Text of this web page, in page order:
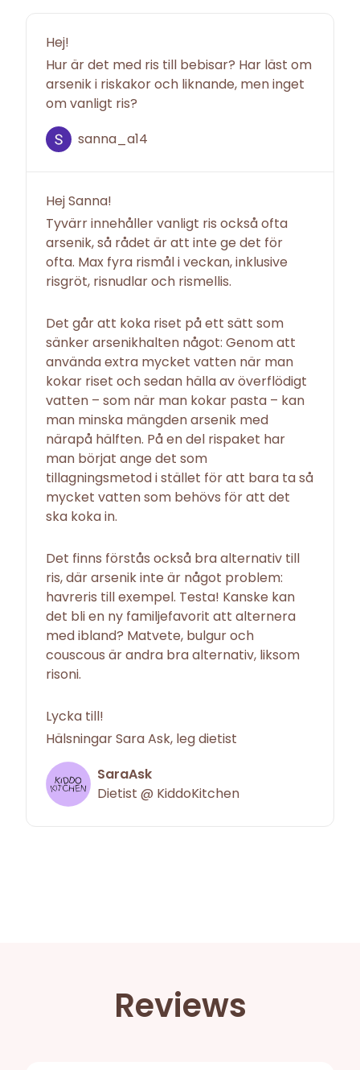
Hej!
Hur är det med ris till bebisar? Har läst om
arsenik i riskakor och liknande, men inget
om vanligt ris?
sanna_a14
Hej Sanna!
Tyvärr innehåller vanligt ris också ofta
arsenik, så rådet är att inte ge det för
ofta. Max fyra rismål i veckan, inklusive
risgröt, risnudlar och rismellis.
Det går att koka riset på ett sätt som
sänker arsenikhalten något: Genom att
använda extra mycket vatten när man
kokar riset och sedan hälla av överflödigt
vatten – som när man kokar pasta – kan
man minska mängden arsenik med
närapå hälften. På en del rispaket har
man börjat ange det som
tillagningsmetod i stället för att bara ta så
mycket vatten som behövs för att det
ska koka in.
Det finns förstås också bra alternativ till
ris, där arsenik inte är något problem:
havreris till exempel. Testa! Kanske kan
det bli en ny familjefavorit att alternera
med ibland? Matvete, bulgur och
couscous är andra bra alternativ, liksom
risoni.
Lycka till!
Hälsningar Sara Ask, leg dietist
SaraAsk
Dietist @ KiddoKitchen
Reviews